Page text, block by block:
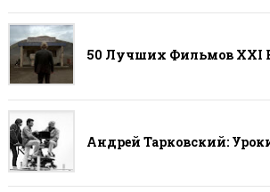
50 Лучших Фильмов ХХI
Андрей Тарковский: